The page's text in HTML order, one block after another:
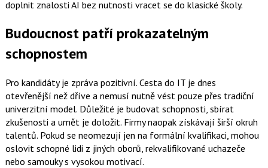
doplnit znalosti AI bez nutnosti vracet se do klasické školy.
Budoucnost patří prokazatelným
schopnostem
Pro kandidáty je zpráva pozitivní. Cesta do IT je dnes
otevřenější než dříve a nemusí nutně vést pouze přes tradiční
univerzitní model. Důležité je budovat schopnosti, sbírat
zkušenosti a umět je doložit. Firmy naopak získávají širší okruh
talentů. Pokud se neomezují jen na formální kvalifikaci, mohou
oslovit schopné lidi z jiných oborů, rekvalifikované uchazeče
nebo samouky s vysokou motivací.